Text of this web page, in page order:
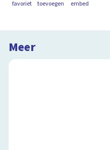
favoriet toevoegen embed
Meer